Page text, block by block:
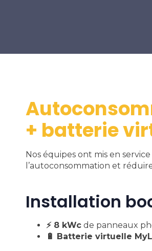
+ batterie
Nos équipes ont mis en
l’autoconsommation et
Installation
⚡ 8 kWc de panneaux
🔋 Batterie virtuelle